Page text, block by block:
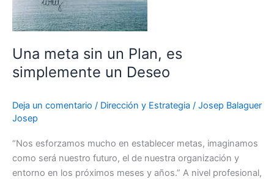
Una meta sin un Plan, es
simplemente un Deseo
Deja un comentario / Dirección y Estrategia / Josep Balaguer
Josep
“Nos esforzamos mucho en establecer metas, imaginamos
como será nuestro futuro, el de nuestra organización y
entorno en los próximos meses y años.” A nivel profesional,
Plan,
es
un
Deseo